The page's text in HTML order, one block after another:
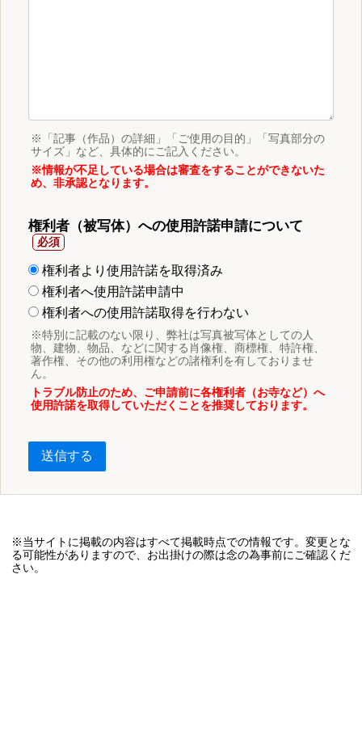
※「記事（作品）の詳細」「ご使用の目的」「写真部分の
サイズ」など、具体的にご記入ください。
※情報が不足している場合は審査をすることができないた
め、非承認となります。
権利者（被写体）への使用許諾申請について
権利者より使用許諾を取得済み
権利者へ使用許諾申請中
権利者への使用許諾取得を行わない
※特別に記載のない限り、弊社は写真被写体としての人
物、建物、物品、などに関する肖像権、商標権、特許権、
著作権、その他の利用権などの諸権利を有しておりませ
ん。
トラブル防止のため、ご申請前に各権利者（お寺など）へ
使用許諾を取得していただくことを推奨しております。
送信する
※当サイトに掲載の内容はすべて掲載時点での情報です。変更とな
る可能性がありますので、お出掛けの際は念の為事前にご確認くだ
さい。